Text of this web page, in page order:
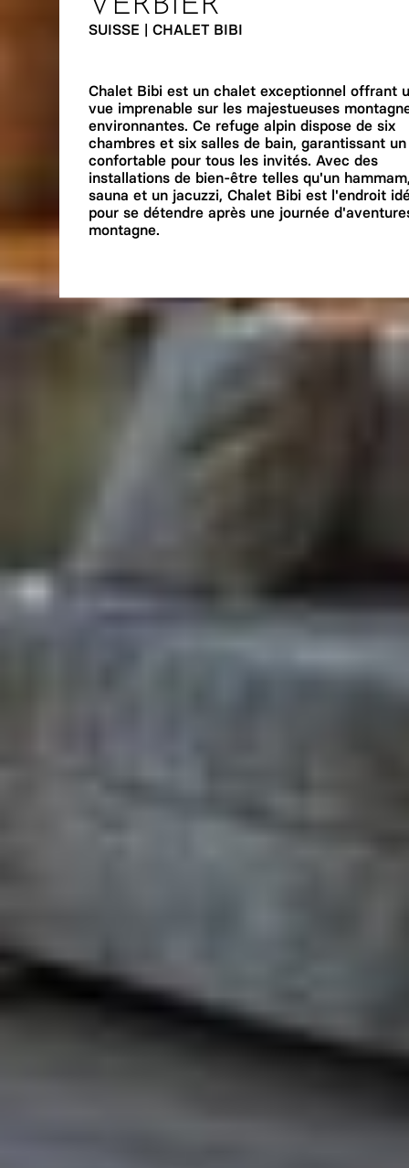
SUISSE | CHALET BIBI
Chalet Bibi est un chalet exceptionnel offrant
vue imprenable sur les majestueuses
environnantes. Ce refuge alpin dispose de six
chambres et six salles de bain, garantissant un
confortable pour tous les invités. Avec des
installations de bien-être telles qu'un
sauna et un jacuzzi, Chalet Bibi est l'endroit
pour se détendre après une journée
montagne.